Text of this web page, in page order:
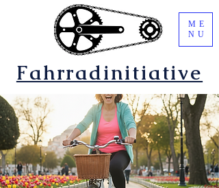
Fahrradinitiative
ME
NU